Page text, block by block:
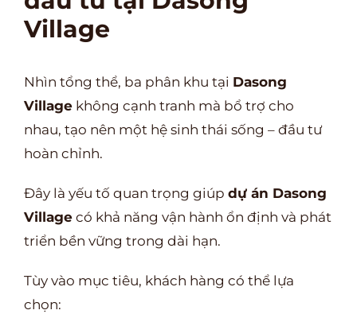
Village
Nhìn tổng thể, ba phân khu tại Dasong
Village không cạnh tranh mà bổ trợ cho
nhau, tạo nên một hệ sinh thái sống – đầu tư
hoàn chỉnh.
Đây là yếu tố quan trọng giúp dự án Dasong
Village có khả năng vận hành ổn định và phát
triển bền vững trong dài hạn.
Tùy vào mục tiêu, khách hàng có thể lựa
chọn: